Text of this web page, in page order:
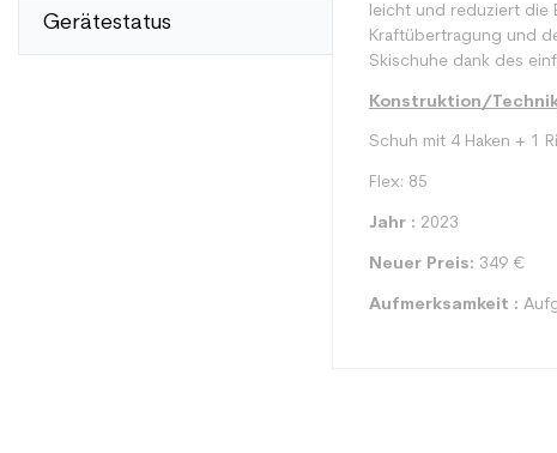
Gerätestatus
leicht und reduziert die
Kraftübertragung und
Skischuhe dank des
Konstruktion/
Schuh mit 4 Haken + 1
Flex: 85
Jahr : 2023
Neuer Preis: 349 €
Aufmerksamkeit :